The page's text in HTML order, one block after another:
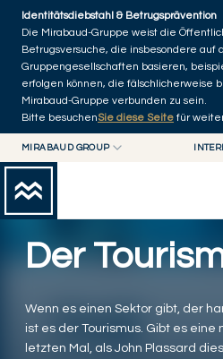
Skip to main content
Identitätsdiebstahl & Betrugsprävention
Die Mirabaud-Gruppe weist die
Betrugsversuche, die insbesondere auf
Gruppengesellschaften basieren,
erfolgen können, die fälschlicherweise
Mirabaud-Gruppe verbunden zu sein.
Bitte besuchenSie diese Seite für
MIRABAUD GROUP
MIRABAUD ASSET MANAGEMENT
MIRABAUD INVESTMENTS
MIRABAUD-GRUPPE
THE VIEW
SERVICES
Startseite
Der
Wenn es einen Sektor gibt, der
ist es der Tourismus. Gibt es
letzten Mal, als John Plassard